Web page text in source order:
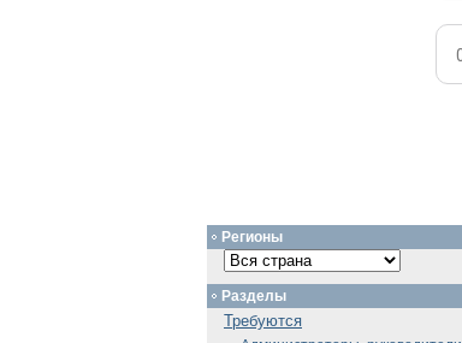
Регионы
Разделы
Требуются